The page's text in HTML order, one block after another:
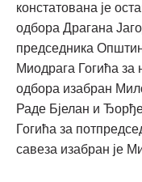
констатована је
одбора Драгана
председника
Миодрага Гогића за
одбора изабран
Раде Бјелан и
Гогића за
савеза изабран је